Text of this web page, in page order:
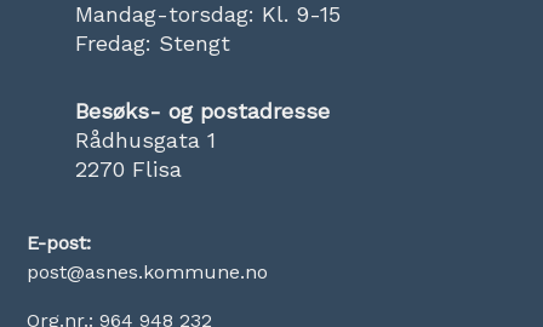
Mandag-torsdag: Kl. 9-15
Fredag: Stengt
Besøks- og postadresse
Rådhusgata 1
2270 Flisa
E-post:
post@asnes.kommune.no
Org.nr.: 964 948 232